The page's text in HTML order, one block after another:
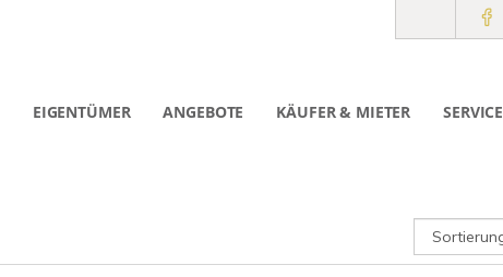
EIGENTÜMER ANGEBOTE KÄUFER & MIETER SERVICE